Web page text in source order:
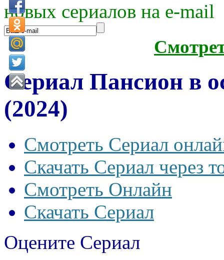
новых сериалов на e-mаil
Сериал Пансион в
(2024)
Смотреть Сериал
Скачать Сериал через
Смотреть Онлайн
Скачать Сериал
Оцените Сериал